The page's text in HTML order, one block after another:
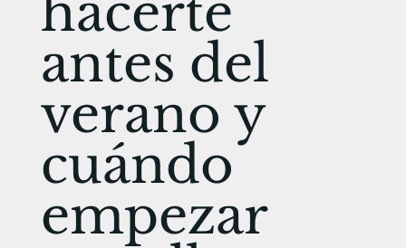
hacerte
antes del
verano y
cuándo
empezar